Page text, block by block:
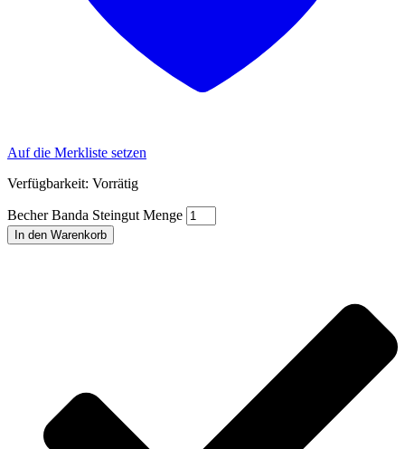
Auf die Merkliste setzen
Verfügbarkeit: Vorrätig
Becher Banda Steingut Menge
In den Warenkorb